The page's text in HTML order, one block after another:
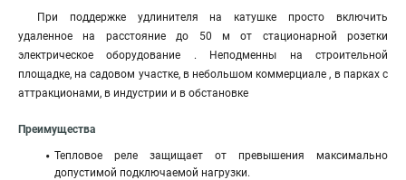
При поддержке удлинителя на катушке просто включить
удаленное на расстояние до 50 м от стационарной розетки
электрическое оборудование . Неподменны на строительной
площадке, на садовом участке, в небольшом коммерциале , в парках с
аттракционами, в индустрии и в обстановке
Преимущества
Тепловое реле защищает от превышения максимально
допустимой подключаемой нагрузки.